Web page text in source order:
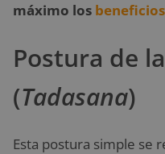
máximo los
Postura de
(Tadasana)
Esta postura simple se